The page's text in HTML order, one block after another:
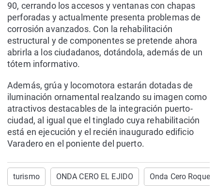
90, cerrando los accesos y ventanas con chapas
perforadas y actualmente presenta problemas de
corrosión avanzados. Con la rehabilitación
estructural y de componentes se pretende ahora
abrirla a los ciudadanos, dotándola, además de un
tótem informativo.
Además, grúa y locomotora estarán dotadas de
iluminación ornamental realzando su imagen como
atractivos destacables de la integración puerto-
ciudad, al igual que el tinglado cuya rehabilitación
está en ejecución y el recién inaugurado edificio
Varadero en el poniente del puerto.
turismo ONDA CERO EL EJIDO Onda Cero